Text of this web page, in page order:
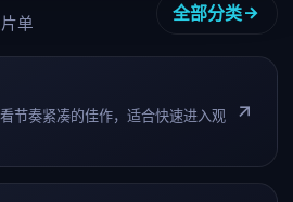
单 全部分类
节奏紧凑的佳作，适合快速进入观